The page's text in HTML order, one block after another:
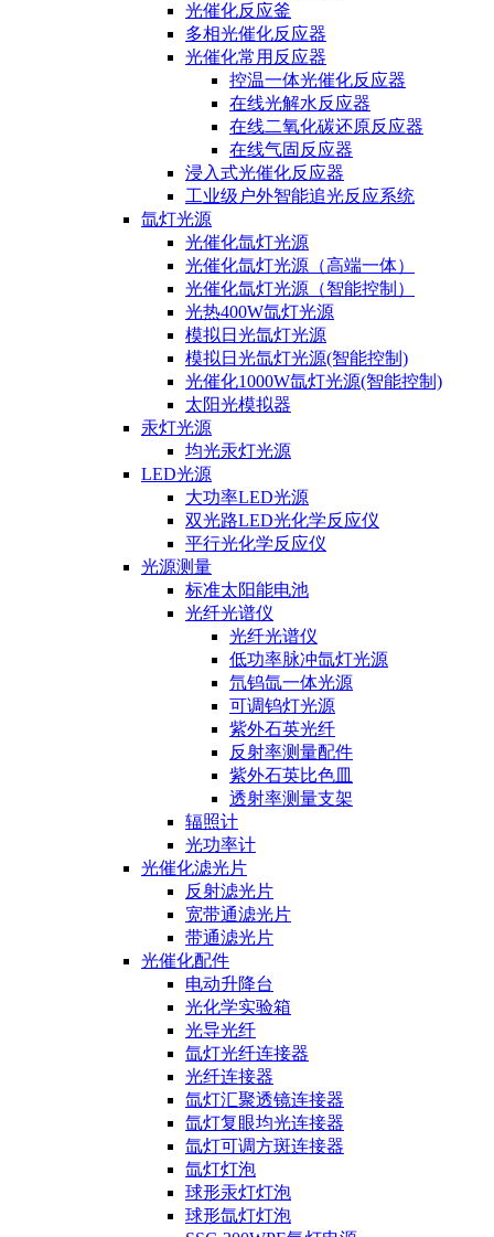
光催化反应釜
多相光催化反应器
光催化常用反应器
控温一体光催化反应器
在线光解水反应器
在线二氧化碳还原反应器
在线气固反应器
浸入式光催化反应器
工业级户外智能追光反应系统
氙灯光源
光催化氙灯光源
光催化氙灯光源（高端一体）
光催化氙灯光源（智能控制）
光热400W氙灯光源
模拟日光氙灯光源
模拟日光氙灯光源(智能控制)
光催化1000W氙灯光源(智能控制)
太阳光模拟器
汞灯光源
均光汞灯光源
LED光源
大功率LED光源
双光路LED光化学反应仪
平行光化学反应仪
光源测量
标准太阳能电池
光纤光谱仪
光纤光谱仪
低功率脉冲氙灯光源
氘钨氙一体光源
可调钨灯光源
紫外石英光纤
反射率测量配件
紫外石英比色皿
透射率测量支架
辐照计
光功率计
光催化滤光片
反射滤光片
宽带通滤光片
带通滤光片
光催化配件
电动升降台
光化学实验箱
光导光纤
氙灯光纤连接器
光纤连接器
氙灯汇聚透镜连接器
氙灯复眼均光连接器
氙灯可调方斑连接器
氙灯灯泡
球形汞灯灯泡
球形氙灯灯泡